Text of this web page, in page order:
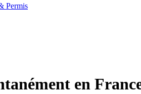
Permis
en